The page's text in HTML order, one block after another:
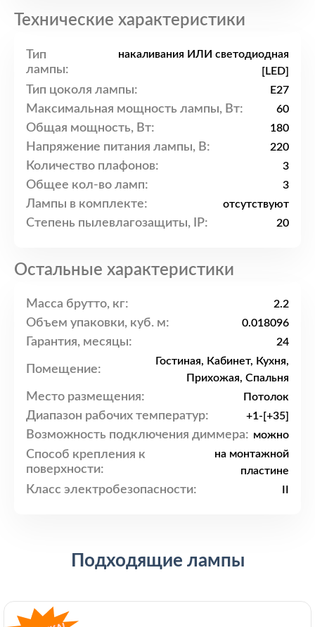
Технические характеристики
Тип
лампы:
накаливания ИЛИ светодиодная
[LED]
Тип цоколя лампы: E27
Максимальная мощность лампы, Вт: 60
Общая мощность, Вт: 180
Напряжение питания лампы, В: 220
Количество плафонов: 3
Общее кол-во ламп: 3
Лампы в комплекте: отсутствуют
Степень пылевлагозащиты, IP: 20
Остальные характеристики
Масса брутто, кг: 2.2
Объем упаковки, куб. м: 0.018096
Гарантия, месяцы: 24
Помещение:
Гостиная, Кабинет, Кухня,
Прихожая, Спальня
Место размещения: Потолок
Диапазон рабочих температур: +1-[+35]
Возможность подключения диммера: можно
Способ крепления к
поверхности:
на монтажной
пластине
Класс электробезопасности:
Подходящие лампы